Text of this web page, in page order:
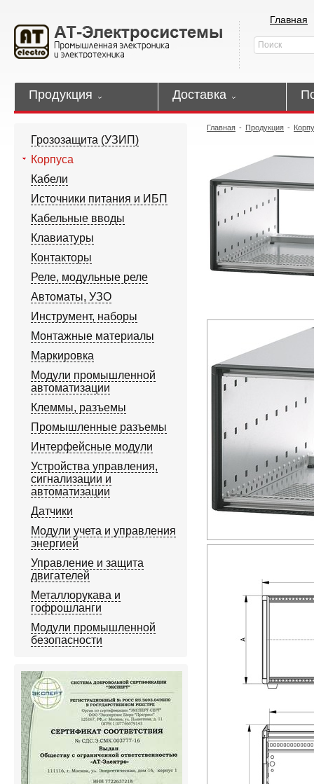
Главная
Продукция Доставка
Грозозащита (УЗИП)
Корпуса
Кабели
Источники питания и ИБП
Кабельные вводы
Клавиатуры
Контакторы
Реле, модульные реле
Автоматы, УЗО
Инструмент, наборы
Монтажные материалы
Маркировка
Модули промышленной
автоматизации
Клеммы, разъемы
Промышленные разъемы
Интерфейсные модули
Устройства управления,
сигнализации и
автоматизации
Датчики
Модули учета и управления
энергией
Управление и защита
двигателей
Металлорукава и
гофрошланги
Модули промышленной
безопасности
Главная - Продукция -